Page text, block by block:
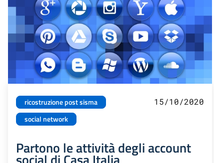
ricostruzione post sisma
social network
15/10/2020
Partono le attività degli account